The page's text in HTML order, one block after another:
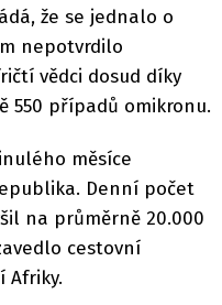
že se jednalo o
nepotvrdilo
vědci dosud díky
550 případů omikronu.
měsíce
Denní počet
na průměrně 20.000
cestovní
Afriky.